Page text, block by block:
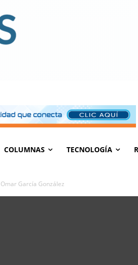
COLUMNAS TECNOLOGÍA
Omar García González